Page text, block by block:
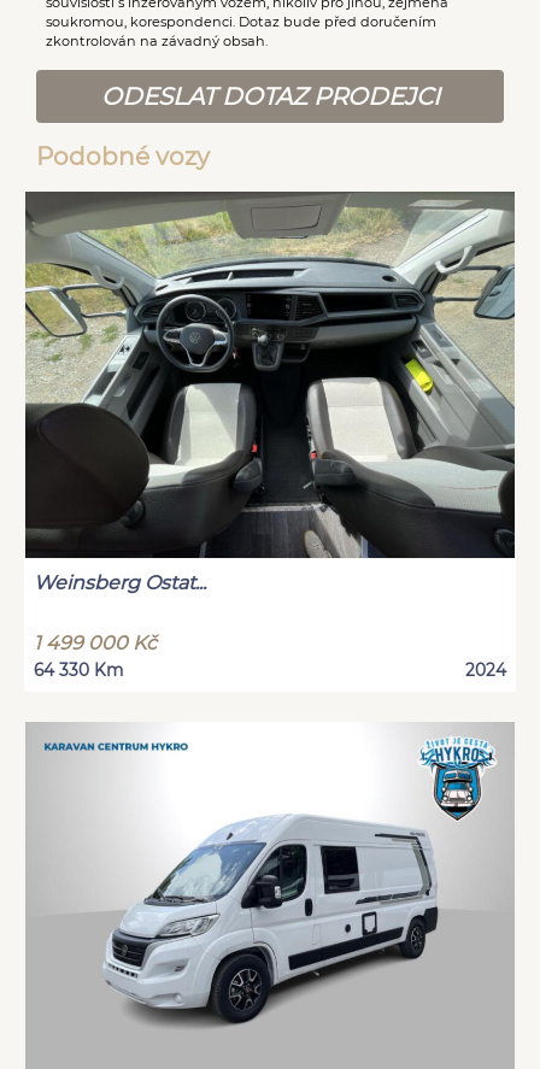
soukromou, korespondenci. Dotaz bude před doručením
zkontrolován na závadný obsah.
ODESLAT DOTAZ PRODEJCI
Podobné vozy
Weinsberg Ostat...
1 499 000 Kč
64 330 Km 2024